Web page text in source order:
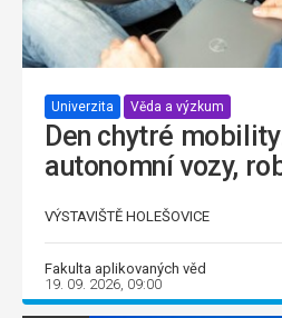
Univerzita Věda a výzkum
Den chytré
autonomní vozy,
VÝSTAVIŠTĚ HOLEŠOVICE
Fakulta aplikovaných věd
19. 09. 2026, 09:00